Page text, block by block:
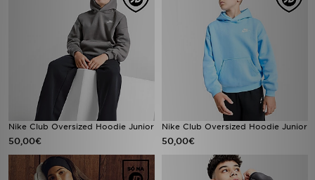
Nike Club Oversized Hoodie Junior
50,00€
Nike Club Oversized Hoodie Junior
50,00€